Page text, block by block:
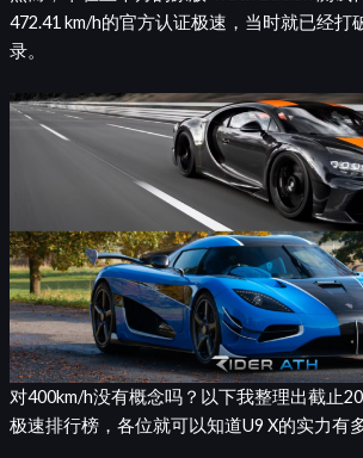
472.41 km/h的官方认证极速，当时就已经打
录。
对400km/h没有概念吗？以下我整理出截止
极速排行榜，各位就可以知道U9 X的实力有